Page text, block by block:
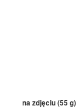
na zdjęciu (55 g)